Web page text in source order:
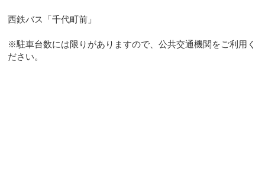
西鉄バス「千代町前」
※駐車台数には限りがありますので、公共交通機関をご利用く
ださい。